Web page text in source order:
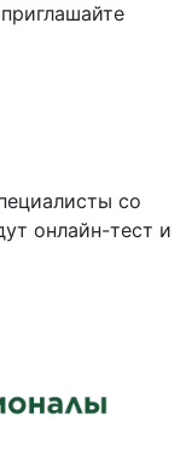
со
онлайн-тест и